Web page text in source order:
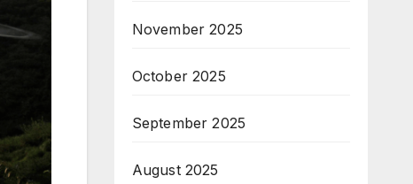
November 2025
October 2025
September 2025
August 2025